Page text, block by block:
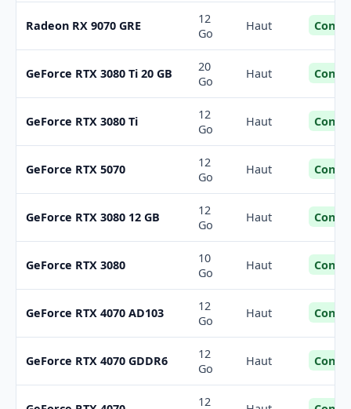
Radeon RX 9070 GRE
12
Go
Haut
GeForce RTX 3080 Ti 20 GB
20
Go
Haut
GeForce RTX 3080 Ti
12
Go
Haut
GeForce RTX 5070
12
Go
Haut
GeForce RTX 3080 12 GB
12
Go
Haut
GeForce RTX 3080
10
Go
Haut
GeForce RTX 4070 AD103
12
Go
Haut
GeForce RTX 4070 GDDR6
12
Go
Haut
12